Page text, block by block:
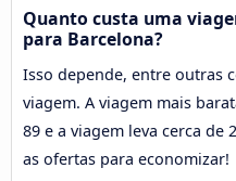
Quanto custa uma
para Barcelona?
Isso depende, entre outras
viagem. A viagem mais
89 e a viagem leva cerca de
as ofertas para economizar!